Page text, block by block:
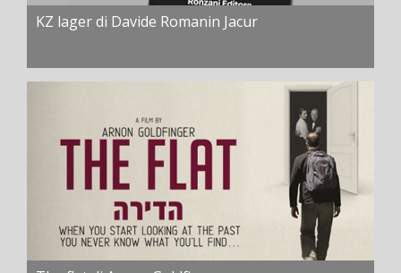
KZ lager di Davide Romanin Jacur